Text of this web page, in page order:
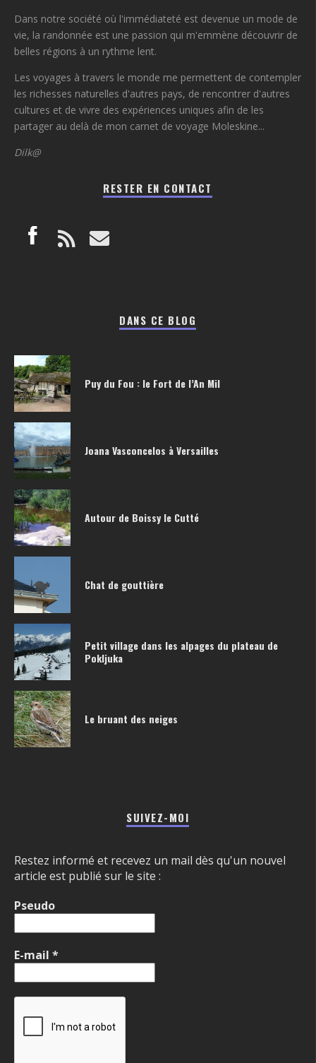
Dans notre société où l'immédiateté est devenue un mode de
vie, la randonnée est une passion qui m'emmène découvrir de
belles régions à un rythme lent.
Les voyages à travers le monde me permettent de contempler
les richesses naturelles d'autres pays, de rencontrer d'autres
cultures et de vivre des expériences uniques afin de les
partager au delà de mon carnet de voyage Moleskine...
Dilk@
RESTER EN CONTACT
DANS CE BLOG
Puy du Fou : le Fort de l’An Mil
Joana Vasconcelos à Versailles
Autour de Boissy le Cutté
Chat de gouttière
Petit village dans les alpages du plateau de
Pokljuka
Le bruant des neiges
SUIVEZ-MOI
Restez informé et recevez un mail dès qu'un nouvel
article est publié sur le site :
Pseudo
E-mail *